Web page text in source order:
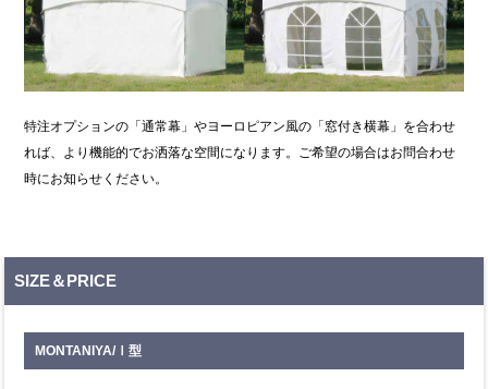
特注オプションの「通常幕」やヨーロピアン風の「窓付き横幕」を合わせ
れば、より機能的でお洒落な空間になります。ご希望の場合はお問合わせ
時にお知らせください。
SIZE＆PRICE
MONTANIYA/Ⅰ型